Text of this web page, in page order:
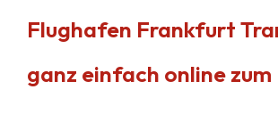
Flughafen Frankfurt
ganz einfach online